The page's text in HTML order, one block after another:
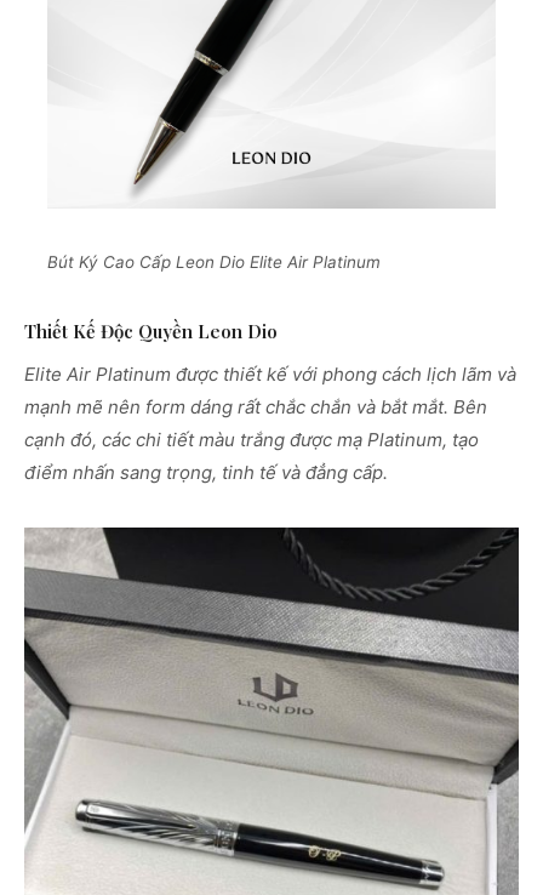
Bút Ký Cao Cấp Leon Dio Elite Air Platinum
Thiết Kế Độc Quyền Leon Dio
Elite Air Platinum được thiết kế với phong cách lịch lãm và
mạnh mẽ nên form dáng rất chắc chắn và bắt mắt. Bên
cạnh đó, các chi tiết màu trắng được mạ Platinum, tạo
điểm nhấn sang trọng, tinh tế và đẳng cấp.